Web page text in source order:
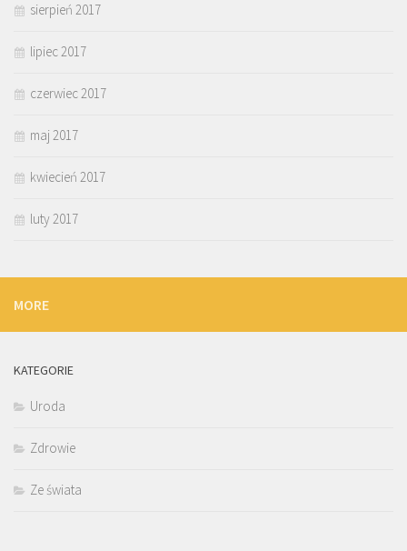
sierpień 2017
lipiec 2017
czerwiec 2017
maj 2017
kwiecień 2017
luty 2017
MORE
KATEGORIE
Uroda
Zdrowie
Ze świata